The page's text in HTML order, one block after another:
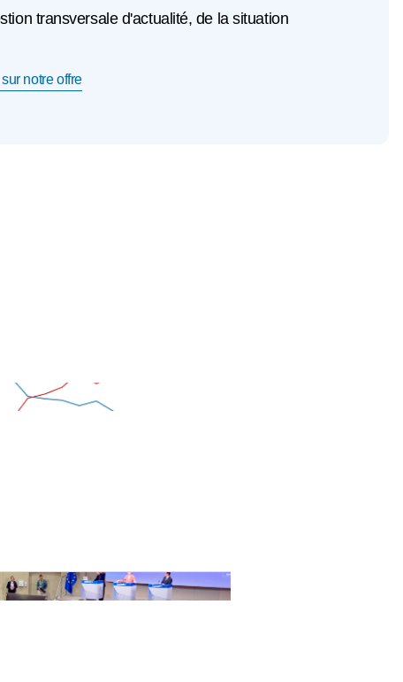
transversale d'actualité, de la situation
notre offre